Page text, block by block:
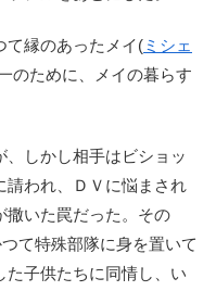
縁のあったメイ(ミシェ
のために、メイの暮らす
しかし相手はビショッ
請われ、ＤＶに悩まされ
撒いた罠だった。その
て特殊部隊に身を置いて
た子供たちに同情し、い